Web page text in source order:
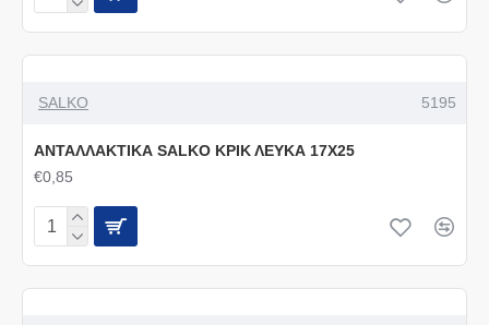
SALKO 5195
ΑΝΤΑΛΛΑΚΤΙΚΑ SALKO ΚΡΙΚ ΛΕΥΚΑ 17Χ25
€0,85